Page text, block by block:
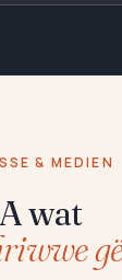
& MEDIEN
A wat